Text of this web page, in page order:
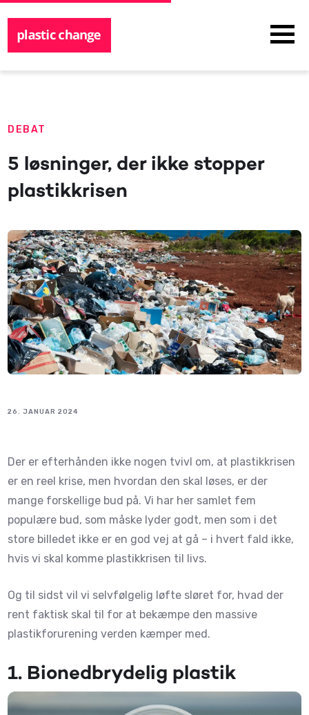
DEBAT
5 løsninger, der ikke stopper
plastikkrisen
26. JANUAR 2024
Der er efterhånden ikke nogen tvivl om, at plastikkrisen
er en reel krise, men hvordan den skal løses, er der
mange forskellige bud på. Vi har her samlet fem
populære bud, som måske lyder godt, men som i det
store billedet ikke er en god vej at gå – i hvert fald ikke,
hvis vi skal komme plastikkrisen til livs.
Og til sidst vil vi selvfølgelig løfte sløret for, hvad der
rent faktisk skal til for at bekæmpe den massive
plastikforurening verden kæmper med.
1. Bionedbrydelig plastik